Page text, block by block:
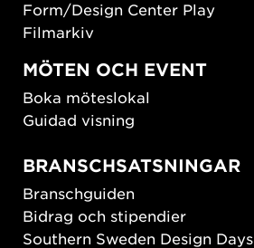
Form/Design Center Play
Filmarkiv
MÖTEN OCH EVENT
Boka möteslokal
Guidad visning
BRANSCHSATSNINGAR
Branschguiden
Bidrag och stipendier
Southern Sweden Design Days